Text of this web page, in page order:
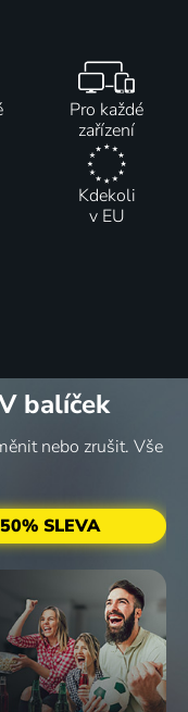
Pro každé
zařízení
Kdekoli
v EU
balíček
nebo zrušit. Vše
SLEVA